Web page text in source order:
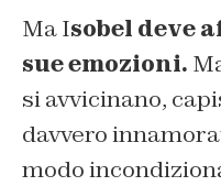
Ma Isobel deve
sue emozioni.
si avvicinano,
davvero
modo